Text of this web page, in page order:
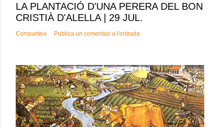
LA PLANTACIÓ D'UNA PERERA DEL BON
CRISTIÀ D'ALELLA | 29 JUL.
Comparteix Publica un comentari a l'entrada